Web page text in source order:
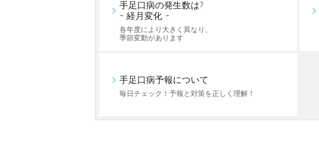
手足口病の発生数は?
- 経月変化 -
各年度により大きく異なり、
季節変動があります
手足口病予報について
毎日チェック！予報と対策を正しく理解！